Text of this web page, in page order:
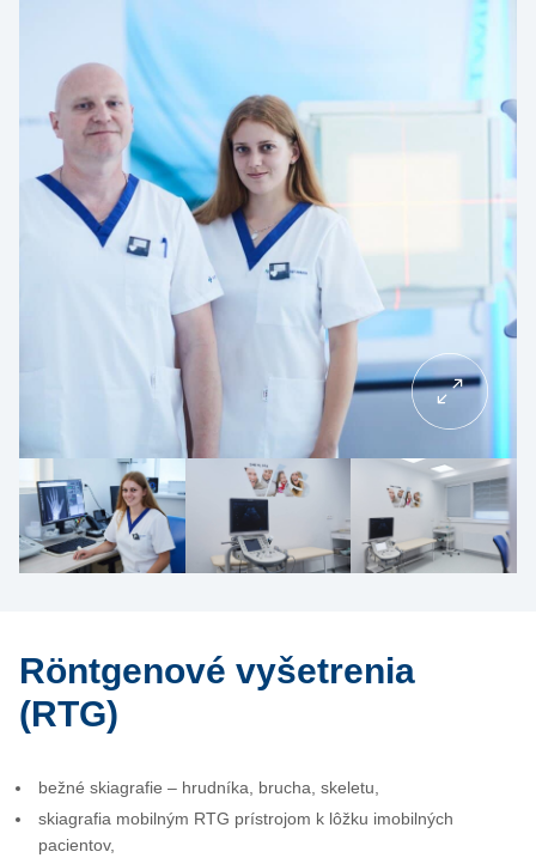
Röntgenové vyšetrenia
(RTG)
bežné skiagrafie – hrudníka, brucha, skeletu,
skiagrafia mobilným RTG prístrojom k lôžku imobilných
pacientov,